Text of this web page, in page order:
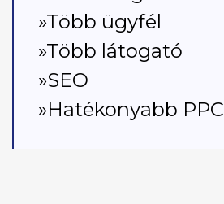
»Több ügyfél
»Több látogató
»SEO
»Hatékonyabb PPC